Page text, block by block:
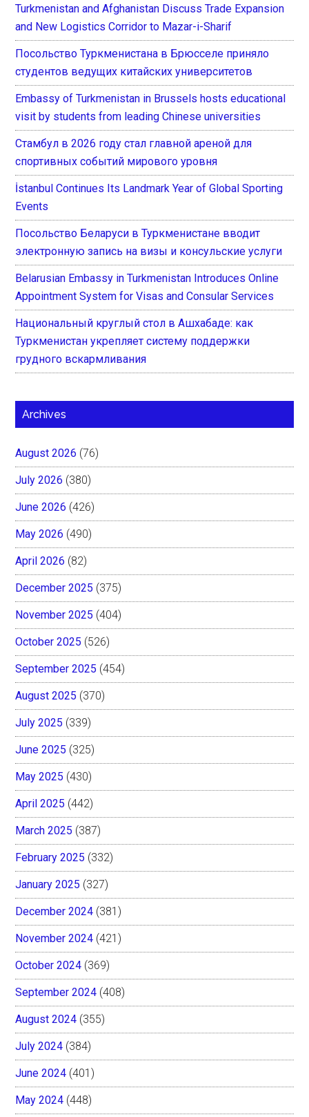
Turkmenistan and Afghanistan Discuss Trade Expansion
and New Logistics Corridor to Mazar-i-Sharif
Посольство Туркменистана в Брюсселе приняло
студентов ведущих китайских университетов
Embassy of Turkmenistan in Brussels hosts educational
visit by students from leading Chinese universities
Стамбул в 2026 году стал главной ареной для
спортивных событий мирового уровня
İstanbul Continues Its Landmark Year of Global Sporting
Events
Посольство Беларуси в Туркменистане вводит
электронную запись на визы и консульские услуги
Belarusian Embassy in Turkmenistan Introduces Online
Appointment System for Visas and Consular Services
Национальный круглый стол в Ашхабаде: как
Туркменистан укрепляет систему поддержки
грудного вскармливания
Archives
August 2026 (76)
July 2026 (380)
June 2026 (426)
May 2026 (490)
April 2026 (82)
December 2025 (375)
November 2025 (404)
October 2025 (526)
September 2025 (454)
August 2025 (370)
July 2025 (339)
June 2025 (325)
May 2025 (430)
April 2025 (442)
March 2025 (387)
February 2025 (332)
January 2025 (327)
December 2024 (381)
November 2024 (421)
October 2024 (369)
September 2024 (408)
August 2024 (355)
July 2024 (384)
June 2024 (401)
May 2024 (448)